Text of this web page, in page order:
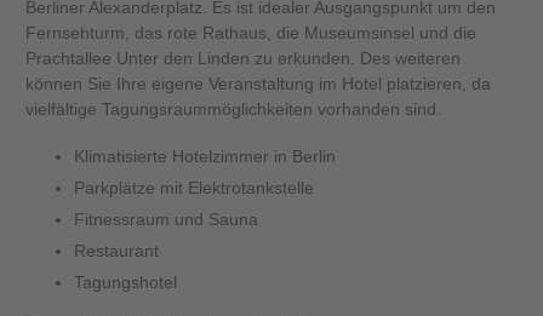
Berliner Alexanderplatz. Es ist idealer Ausgangspunkt um den
Fernsehturm, das rote Rathaus, die Museumsinsel und die
Prachtallee Unter den Linden zu erkunden. Des weiteren
können Sie Ihre eigene Veranstaltung im Hotel platzieren, da
vielfältige Tagungsraummöglichkeiten vorhanden sind.
Klimatisierte Hotelzimmer in Berlin
Parkplätze mit Elektrotankstelle
Fitnessraum und Sauna
Restaurant
Tagungshotel